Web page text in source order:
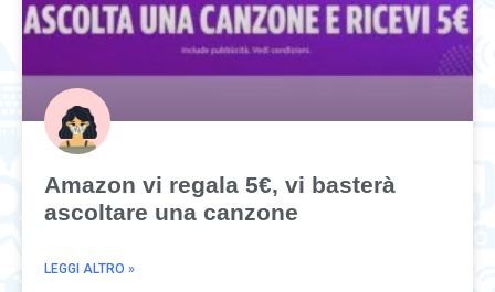
Amazon vi regala 5€, vi basterà
ascoltare una canzone
LEGGI ALTRO »